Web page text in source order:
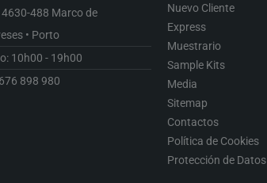
4630-488 Marco de
• Porto
10h00 - 19h00
898 980
Nuevo Cliente
Express
Muestrario
Sample Kits
Media
Sitemap
Contactos
Política de Cookies
Protección de Datos